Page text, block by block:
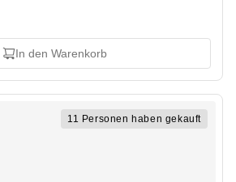
In den Warenkorb
11 Personen haben gekauft